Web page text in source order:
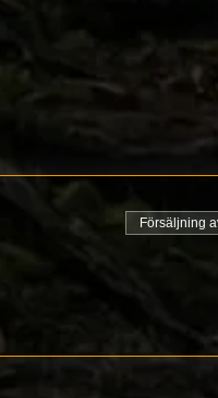
Försäljning